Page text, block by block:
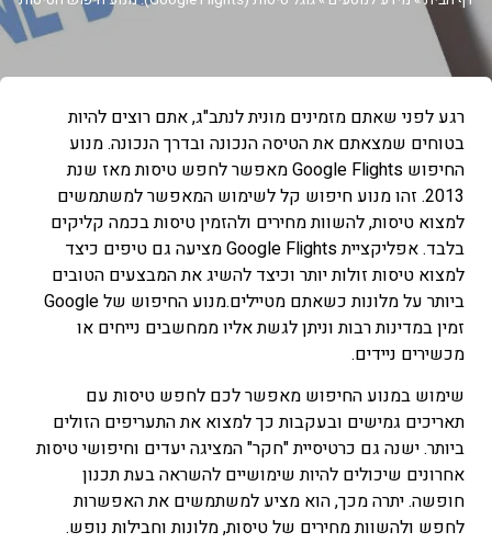
רגע לפני שאתם מזמינים מונית לנתב"ג, אתם רוצים להיות
בטוחים שמצאתם את הטיסה הנכונה ובדרך הנכונה. מנוע
החיפוש Google Flights מאפשר לחפש טיסות מאז שנת
2013. זהו מנוע חיפוש קל לשימוש המאפשר למשתמשים
למצוא טיסות, להשוות מחירים ולהזמין טיסות בכמה קליקים
בלבד. אפליקציית Google Flights מציעה גם טיפים כיצד
למצוא טיסות זולות יותר וכיצד להשיג את המבצעים הטובים
ביותר על מלונות כשאתם מטיילים.מנוע החיפוש של Google
זמין במדינות רבות וניתן לגשת אליו ממחשבים נייחים או
מכשירים ניידים.
שימוש במנוע החיפוש מאפשר לכם לחפש טיסות עם
תאריכים גמישים ובעקבות כך למצוא את התעריפים הזולים
ביותר. ישנה גם כרטיסיית "חקר" המציגה יעדים וחיפושי טיסות
אחרונים שיכולים להיות שימושיים להשראה בעת תכנון
חופשה. יתרה מכך, הוא מציע למשתמשים את האפשרות
לחפש ולהשוות מחירים של טיסות, מלונות וחבילות נופש.